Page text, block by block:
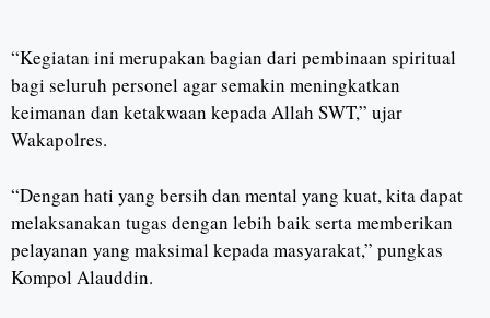
“Kegiatan ini merupakan bagian dari pembinaan spiritual
bagi seluruh personel agar semakin meningkatkan
keimanan dan ketakwaan kepada Allah SWT,” ujar
Wakapolres.
“Dengan hati yang bersih dan mental yang kuat, kita dapat
melaksanakan tugas dengan lebih baik serta memberikan
pelayanan yang maksimal kepada masyarakat,” pungkas
Kompol Alauddin.